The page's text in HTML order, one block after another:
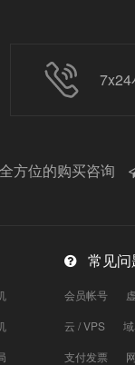
全方位的购买咨询
常见问
会员帐号
云 / VPS
支付发票